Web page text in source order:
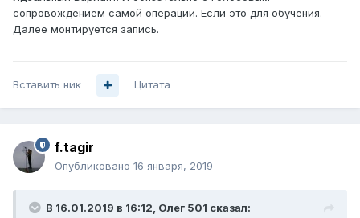
сопровождением самой операции. Если это для обучения.
Далее монтируется запись.
Вставить ник Цитата
f.tagir
Опубликовано 16 января, 2019
В 16.01.2019 в 16:12, Олег 501 сказал: